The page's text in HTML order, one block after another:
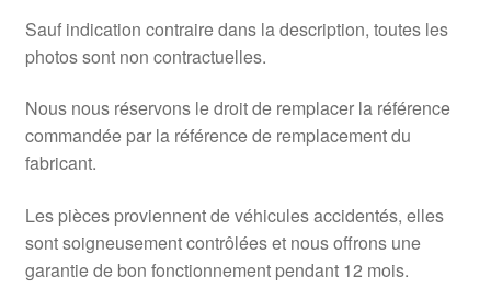
Sauf indication contraire dans la description, toutes les
photos sont non contractuelles.
Nous nous réservons le droit de remplacer la référence
commandée par la référence de remplacement du
fabricant.
Les pièces proviennent de véhicules accidentés, elles
sont soigneusement contrôlées et nous offrons une
garantie de bon fonctionnement pendant 12 mois.